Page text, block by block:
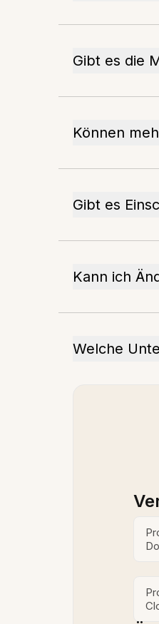
Gibt es die
Können
Gibt es
Kann ich
Welche